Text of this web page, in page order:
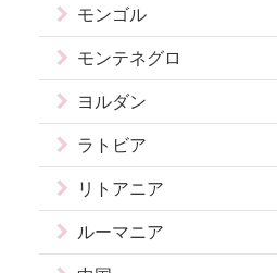
モンゴル
モンテネグロ
ヨルダン
ラトビア
リトアニア
ルーマニア